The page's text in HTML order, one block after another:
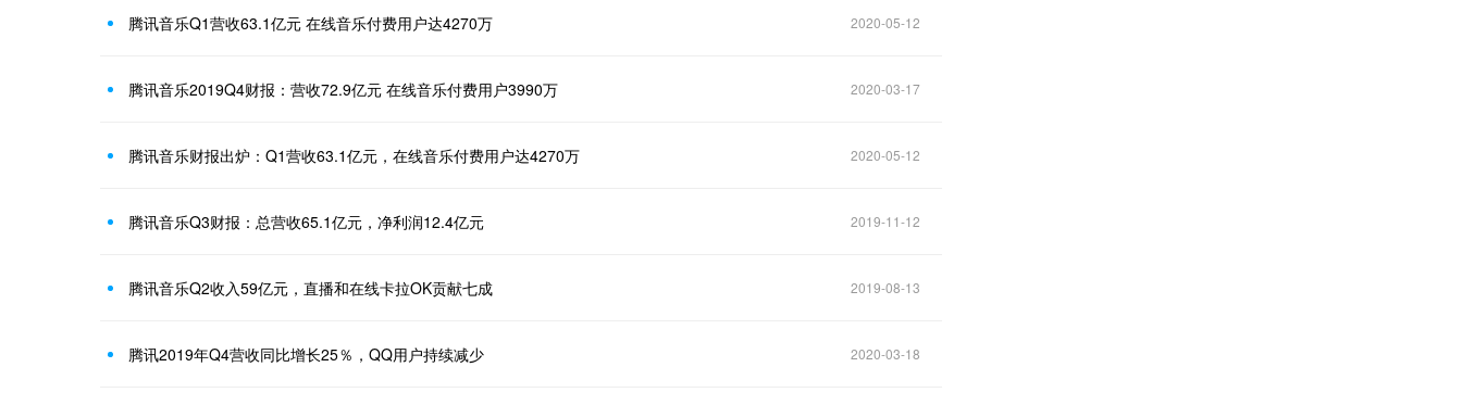
腾讯音乐Q1营收63.1亿元 在线音乐付费用户达4270万 2020-05-12
腾讯音乐2019Q4财报：营收72.9亿元 在线音乐付费用户3990万 2020-03-17
腾讯音乐财报出炉：Q1营收63.1亿元，在线音乐付费用户达4270万 2020-05-12
腾讯音乐Q3财报：总营收65.1亿元，净利润12.4亿元 2019-11-12
腾讯音乐Q2收入59亿元，直播和在线卡拉OK贡献七成 2019-08-13
腾讯2019年Q4营收同比增长25％，QQ用户持续减少 2020-03-18